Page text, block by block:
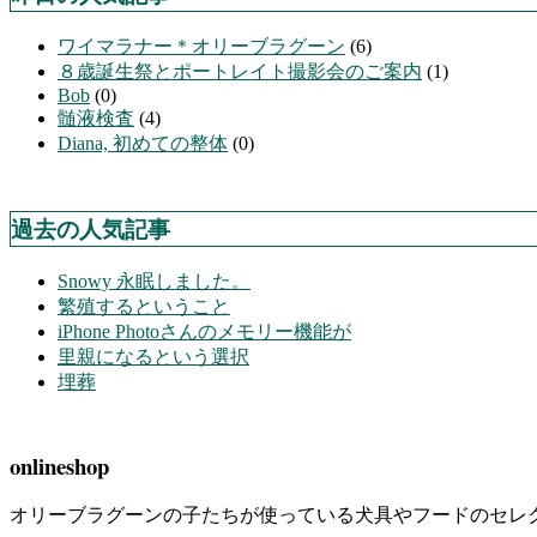
ワイマラナー＊オリーブラグーン (6)
８歳誕生祭とポートレイト撮影会のご案内 (1)
Bob (0)
髄液検査 (4)
Diana, 初めての整体 (0)
過去の人気記事
Snowy 永眠しました。
繁殖するということ
iPhone Photoさんのメモリー機能が
里親になるという選択
埋葬
onlineshop
オリーブラグーンの子たちが使っている犬具やフードのセレ